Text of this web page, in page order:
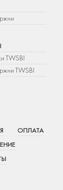
TWSBI
TWSBI
ОПЛАТА